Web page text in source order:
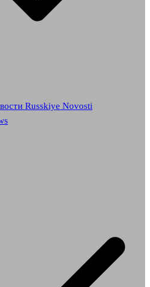
Russkiye Novosti